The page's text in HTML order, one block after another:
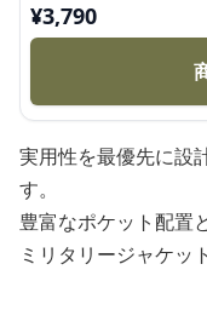
¥3,790
実用性を最優先に設
す。
豊富なポケット配置
ミリタリージャケッ